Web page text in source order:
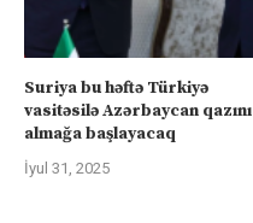
Suriya bu həftə Türkiyə
vasitəsilə Azərbaycan qazını
almağa başlayacaq
İyul 31, 2025